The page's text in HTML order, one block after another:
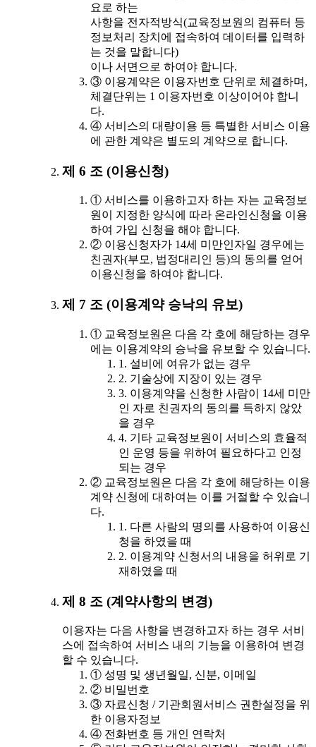
요로 하는
사항을 전자적방식(교육정보원의 컴퓨터 등
정보처리 장치에 접속하여 데이터를 입력하
는 것을 말합니다)
이나 서면으로 하여야 합니다.
③ 이용계약은 이용자번호 단위로 체결하며,
체결단위는 1 이용자번호 이상이어야 합니
다.
④ 서비스의 대량이용 등 특별한 서비스 이용
에 관한 계약은 별도의 계약으로 합니다.
제 6 조 (이용신청)
① 서비스를 이용하고자 하는 자는 교육정보
원이 지정한 양식에 따라 온라인신청을 이용
하여 가입 신청을 해야 합니다.
② 이용신청자가 14세 미만인자일 경우에는
친권자(부모, 법정대리인 등)의 동의를 얻어
이용신청을 하여야 합니다.
제 7 조 (이용계약 승낙의 유보)
① 교육정보원은 다음 각 호에 해당하는 경우
에는 이용계약의 승낙을 유보할 수 있습니다.
1. 설비에 여유가 없는 경우
2. 기술상에 지장이 있는 경우
3. 이용계약을 신청한 사람이 14세 미만
인 자로 친권자의 동의를 득하지 않았
을 경우
4. 기타 교육정보원이 서비스의 효율적
인 운영 등을 위하여 필요하다고 인정
되는 경우
② 교육정보원은 다음 각 호에 해당하는 이용
계약 신청에 대하여는 이를 거절할 수 있습니
다.
1. 다른 사람의 명의를 사용하여 이용신
청을 하였을 때
2. 이용계약 신청서의 내용을 허위로 기
재하였을 때
제 8 조 (계약사항의 변경)
이용자는 다음 사항을 변경하고자 하는 경우 서비
스에 접속하여 서비스 내의 기능을 이용하여 변경
할 수 있습니다.
① 성명 및 생년월일, 신분, 이메일
② 비밀번호
③ 자료신청 / 기관회원서비스 권한설정을 위
한 이용자정보
④ 전화번호 등 개인 연락처